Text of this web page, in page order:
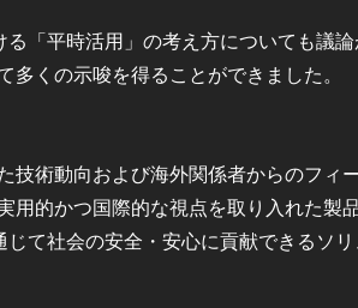
「平時活用」の考え方についても議
多くの示唆を得ることができました。
技術動向および海外関係者からのフィ
用的かつ国際的な視点を取り入れた製
て社会の安全・安心に貢献できるソ